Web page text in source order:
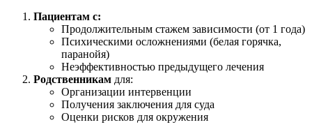
Пациентам с:
Продолжительным стажем зависимости (от 1 года)
Психическими осложнениями (белая горячка,
паранойя)
Неэффективностью предыдущего лечения
Родственникам для:
Организации интервенции
Получения заключения для суда
Оценки рисков для окружения